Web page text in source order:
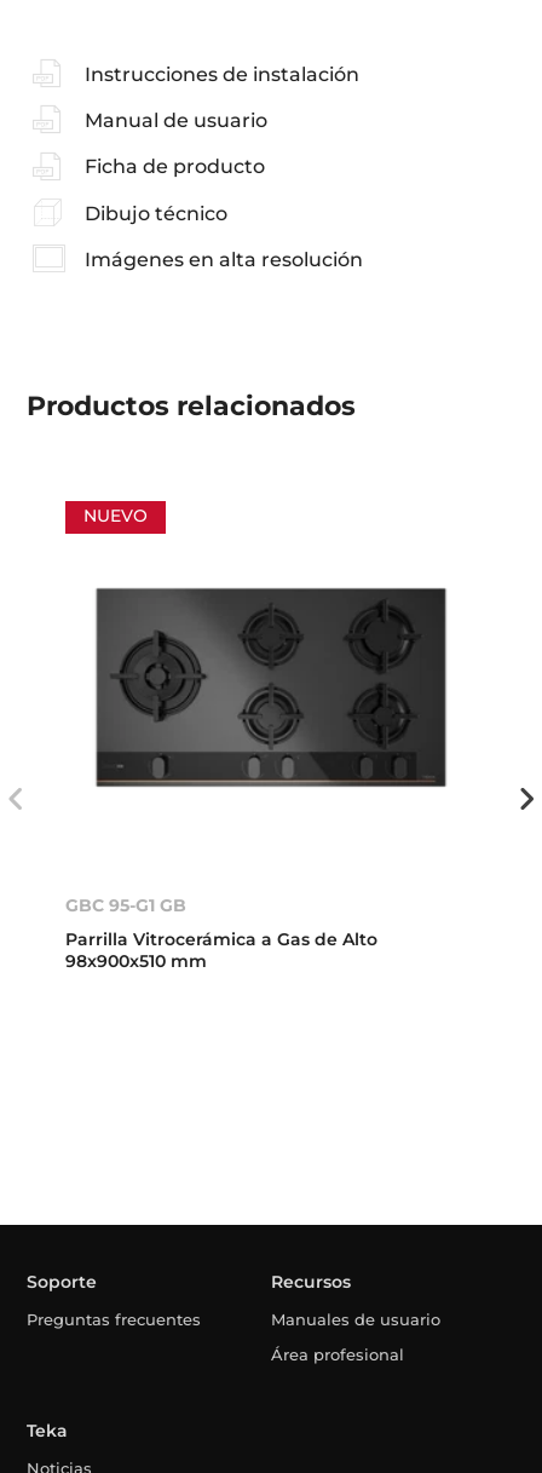
Instrucciones de instalación
Manual de usuario
Ficha de producto
Dibujo técnico
Imágenes en alta resolución
Productos relacionados
NUEVO
GBC 95-G1 GB
Parrilla Vitrocerámica a Gas de Alto
98x900x510 mm
Soporte
Preguntas frecuentes
Recursos
Manuales de usuario
Área profesional
Teka
Noticias